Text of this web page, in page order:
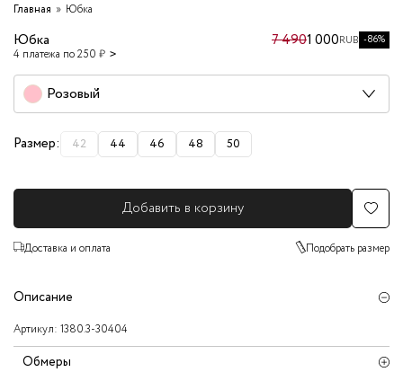
Главная Юбка
Юбка
4 платежа по 250 ₽
7 4901 000RUB -86%
Розовый
Размер: 42 44 46 48 50
Добавить в корзину
Доставка и оплата Подобрать размер
Описание
Артикул: 1380.3-30404
Обмеры